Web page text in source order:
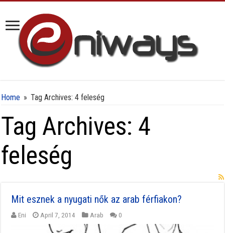
Home » Tag Archives: 4 feleség
Tag Archives: 4
feleség
Mit esznek a nyugati nők az arab férfiakon?
Eni April 7, 2014 Arab 0